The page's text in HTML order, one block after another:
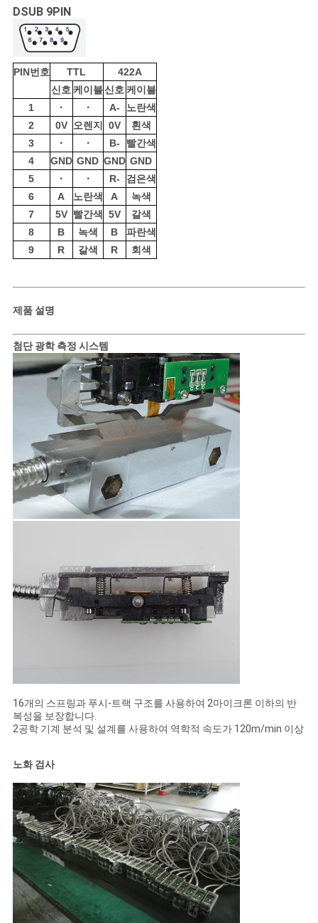
DSUB 9PIN
PIN번호 TTL
422A
신호케이블신호케이블
1
∙ ∙ A-
노란색
2
0V 오렌지 0V
흰색
3
∙ ∙ B-
빨간색
4
GND GND GND GND
5
∙ ∙ R-
검은색
6
A 노란색 A
녹색
7
5V 빨간색 5V
갈색
8
B 녹색 B
파란색
9
R 갈색 R 회색
제품 설명
첨단 광학 측정 시스템
16개의 스프링과 푸시-트랙 구조를 사용하여 2마이크론 이하의 반
복성을 보장합니다.
2공학 기계 분석 및 설계를 사용하여 역학적 속도가 120m/min 이상
노화 검사